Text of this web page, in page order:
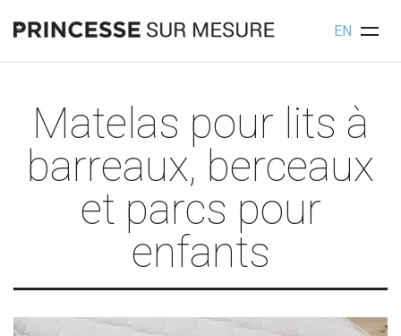
EN
Matelas pour lits à
barreaux, berceaux
et parcs pour
enfants